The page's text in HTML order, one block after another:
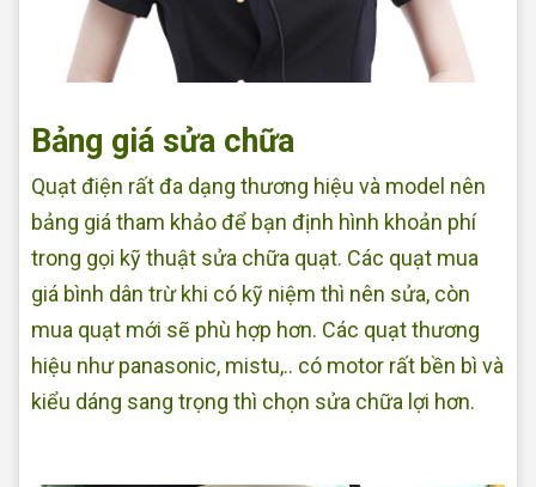
Bảng giá sửa chữa
Quạt điện rất đa dạng thương hiệu và model nên
bảng giá tham khảo để bạn định hình khoản phí
trong gọi kỹ thuật sửa chữa quạt. Các quạt mua
giá bình dân trừ khi có kỹ niệm thì nên sửa, còn
mua quạt mới sẽ phù hợp hơn. Các quạt thương
hiệu như panasonic, mistu,.. có motor rất bền bì và
kiểu dáng sang trọng thì chọn sửa chữa lợi hơn.